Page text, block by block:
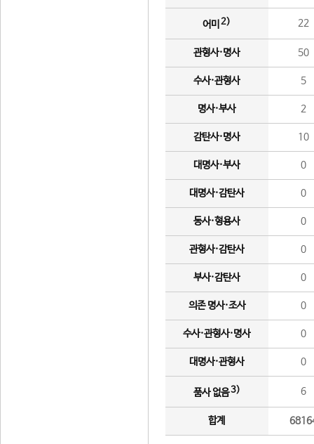
어미 2) 22
관형사·명사 50
수사·관형사 5
명사·부사 2
감탄사·명사 10
대명사·부사 0
대명사·감탄사 0
동사·형용사 0
관형사·감탄사 0
부사·감탄사 0
의존 명사·조사 0
수사·관형사·명사 0
대명사·관형사 0
품사 없음3) 6
합계